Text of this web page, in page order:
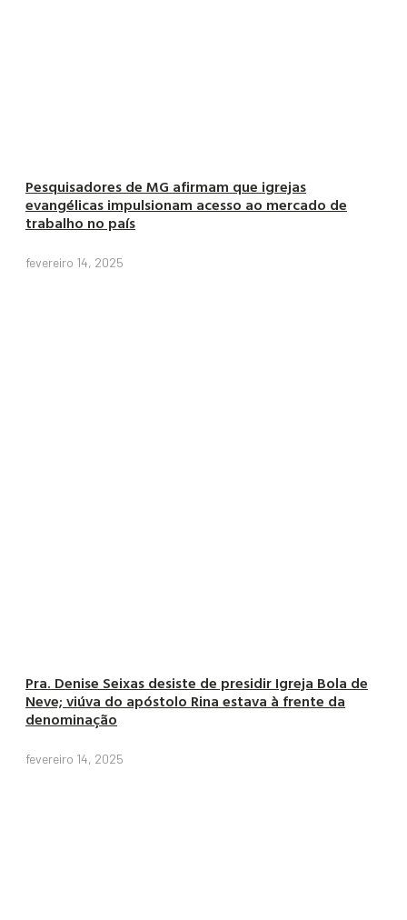
Pesquisadores de MG afirmam que igrejas
evangélicas impulsionam acesso ao mercado de
trabalho no país
fevereiro 14, 2025
Pra. Denise Seixas desiste de presidir Igreja Bola de
Neve; viúva do apóstolo Rina estava à frente da
denominação
fevereiro 14, 2025